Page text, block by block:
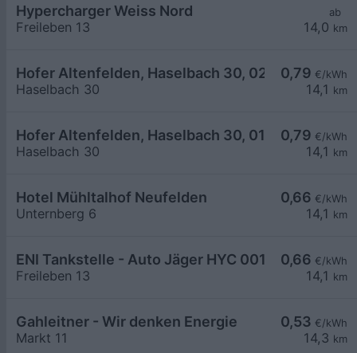
ab
14,0 km
Hypercharger Weiss Nord
Freileben 13
0,79 €/kWh
14,1 km
Hofer Altenfelden, Haselbach 30, 02
Haselbach 30
0,79 €/kWh
14,1 km
Hofer Altenfelden, Haselbach 30, 01
Haselbach 30
0,66 €/kWh
14,1 km
Hotel Mühltalhof Neufelden
Unternberg 6
0,66 €/kWh
14,1 km
ENI Tankstelle - Auto Jäger HYC 001
Freileben 13
0,53 €/kWh
14,3 km
Gahleitner - Wir denken Energie
Markt 11